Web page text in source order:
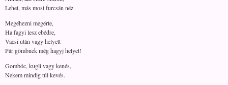
Lehet, más most furcsán néz.
Megéhezni megérte,
Ha fagyi lesz ebédre,
Vacsi után vagy helyett
Pár gömbnek még hagyj helyet!
Gombóc, kugli vagy kenés,
Nekem mindig túl kevés.